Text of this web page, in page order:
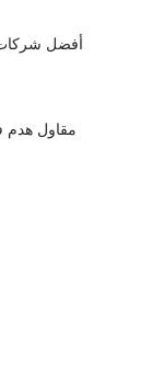
أفضل
مقاول هدم